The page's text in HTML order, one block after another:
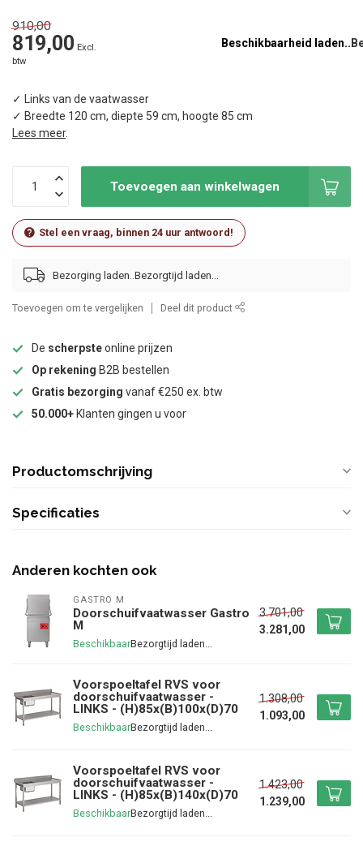
910,00
819,00 Excl.
btw
Beschikbaarheid laden..
✓ Links van de vaatwasser
✓ Breedte 120 cm, diepte 59 cm, hoogte 85 cm
Lees meer.
Toevoegen aan winkelwagen
Stel een vraag, binnen 24 uur antwoord!
Bezorging laden..
Toevoegen om te vergelijken Deel dit product
De scherpsteonline prijzen
Op rekening B2B bestellen
Gratis bezorging vanaf €250 ex. btw
50.000+ Klanten gingen u voor
Productomschrijving
Specificaties
Anderen kochten ook
GASTRO M
Doorschuifvaatwasser Gastro
M
Beschikbaar
3.701,00
3.281,00
Voorspoeltafel RVS voor
doorschuifvaatwasser -
LINKS - (H)85x(B)100x(D)70
Beschikbaar
1.308,00
1.093,00
Voorspoeltafel RVS voor
doorschuifvaatwasser -
LINKS - (H)85x(B)140x(D)70
Beschikbaar
1.423,00
1.239,00